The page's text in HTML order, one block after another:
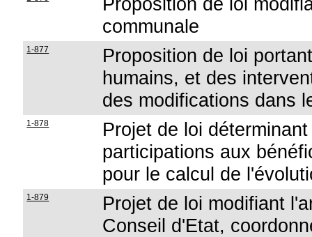
communale
1-877
Proposition de loi
humains, et des
des modifications dans
1-878
Projet de loi
participations aux
pour le calcul de
1-879
Projet de loi modifiant
Conseil d'Etat,